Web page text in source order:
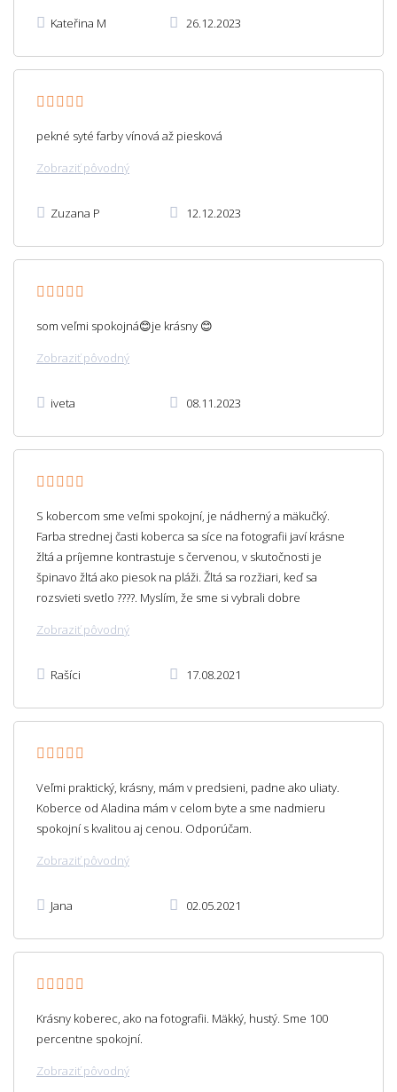
Kateřina M 26.12.2023
pekné syté farby vínová až piesková
Zobraziť pôvodný
Zuzana P 12.12.2023
som veľmi spokojná😊je krásny 😊
Zobraziť pôvodný
iveta 08.11.2023
S kobercom sme veľmi spokojní, je nádherný a mäkučký.
Farba strednej časti koberca sa síce na fotografii javí krásne
žltá a príjemne kontrastuje s červenou, v skutočnosti je
špinavo žltá ako piesok na pláži. Žltá sa rozžiari, keď sa
rozsvieti svetlo ????. Myslím, že sme si vybrali dobre
Zobraziť pôvodný
Rašíci 17.08.2021
Veľmi praktický, krásny, mám v predsieni, padne ako uliaty.
Koberce od Aladina mám v celom byte a sme nadmieru
spokojní s kvalitou aj cenou. Odporúčam.
Zobraziť pôvodný
Jana 02.05.2021
Krásny koberec, ako na fotografii. Mäkký, hustý. Sme 100
percentne spokojní.
Zobraziť pôvodný